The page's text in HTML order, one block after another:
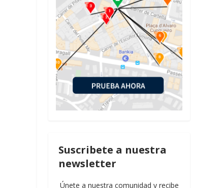
Suscribete a nuestra
newsletter
Únete a nuestra comunidad y recibe